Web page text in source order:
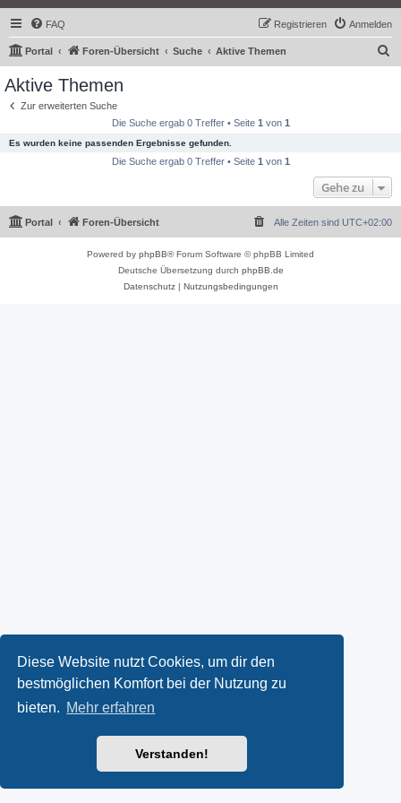
Diese Website nutzt Cookies, um dir den
bestmöglichen Komfort bei der Nutzung zu
bieten. Mehr erfahren
Verstanden!
FAQ Anmelden
Registrieren
Portal Foren-Übersicht Suche Aktive Themen
Aktive Themen
Zur erweiterten Suche
Die Suche ergab 0 Treffer • Seite 1 von 1
Es wurden keine passenden Ergebnisse gefunden.
Die Suche ergab 0 Treffer • Seite 1 von 1
Gehe zu
Portal Foren-Übersicht Alle Zeiten sind UTC+02:00
Powered by phpBB® Forum Software © phpBB Limited
Deutsche Übersetzung durch phpBB.de
Datenschutz| Nutzungsbedingungen